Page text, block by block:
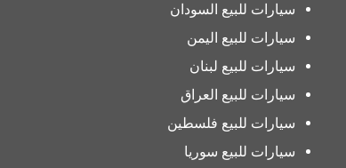
سيارات للبيع السودان
سيارات للبيع اليمن
سيارات للبيع لبنان
سيارات للبيع العراق
سيارات للبيع فلسطين
سيارات للبيع سوريا